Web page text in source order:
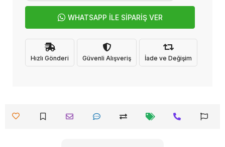
WHATSAPP İLE SİPARİŞ VER
Hızlı Gönderi Güvenli Alışveriş İade ve Değişim